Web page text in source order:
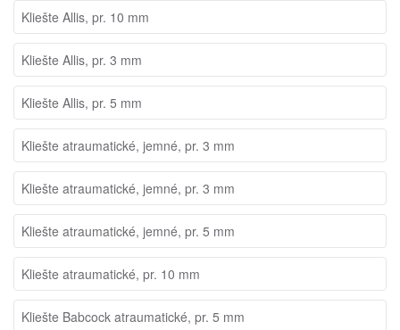
Kliešte Allis, pr. 10 mm
Kliešte Allis, pr. 3 mm
Kliešte Allis, pr. 5 mm
Kliešte atraumatické, jemné, pr. 3 mm
Kliešte atraumatické, jemné, pr. 3 mm
Kliešte atraumatické, jemné, pr. 5 mm
Kliešte atraumatické, pr. 10 mm
Kliešte Babcock atraumatické, pr. 5 mm